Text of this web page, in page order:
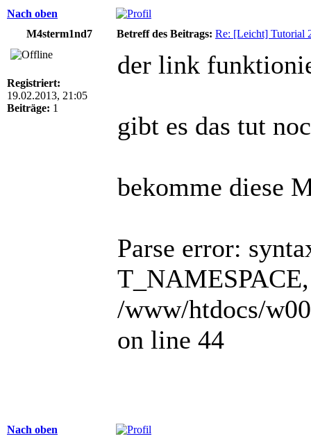
Nach oben
M4sterm1nd7
Betreff des Beitrags: Re: [Leicht] Tutorial
Registriert:
19.02.2013, 21:05
Beiträge: 1
der link
gibt es das tut
bekomme diese
Parse error:
/www/htdocs/
on line 44
Nach oben